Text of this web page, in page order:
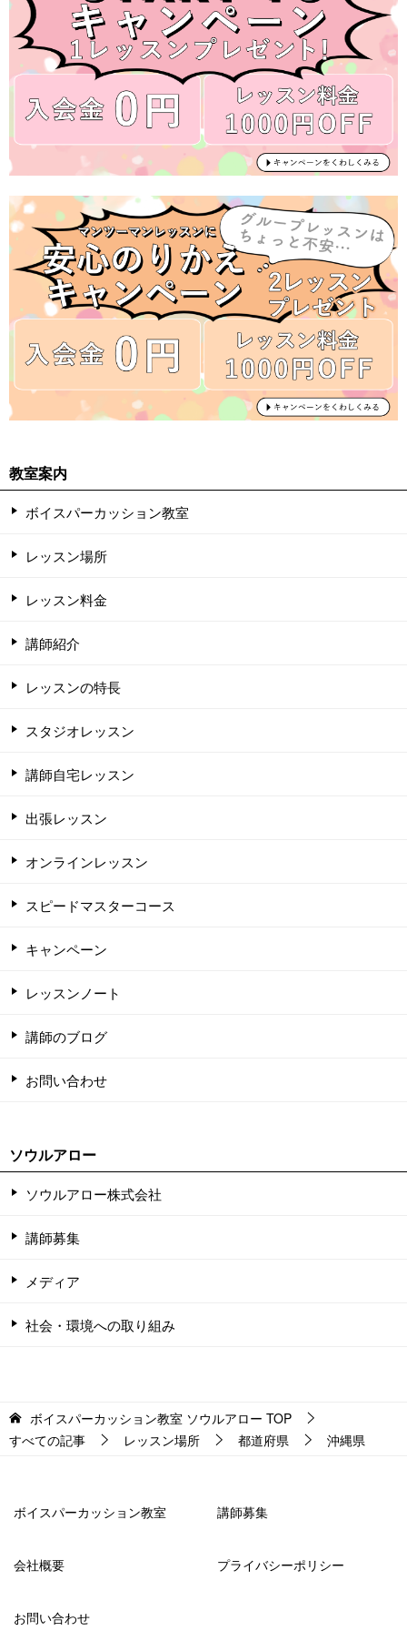
教室案内
ボイスパーカッション教室
レッスン場所
レッスン料金
講師紹介
レッスンの特長
スタジオレッスン
講師自宅レッスン
出張レッスン
オンラインレッスン
スピードマスターコース
キャンペーン
レッスンノート
講師のブログ
お問い合わせ
ソウルアロー
ソウルアロー株式会社
講師募集
メディア
社会・環境への取り組み
ボイスパーカッション教室 ソウルアロー TOP
すべての記事
レッスン場所 都道府県 沖縄県
ボイスパーカッション教室 講師募集
会社概要 プライバシーポリシー
お問い合わせ